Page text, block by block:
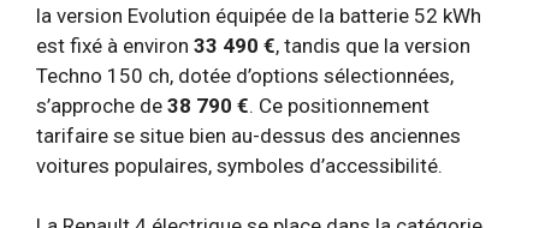
la version Evolution équipée de la batterie 52 kWh
est fixé à environ 33 490 €, tandis que la version
Techno 150 ch, dotée d’options sélectionnées,
s’approche de 38 790 €. Ce positionnement
tarifaire se situe bien au-dessus des anciennes
voitures populaires, symboles d’accessibilité.